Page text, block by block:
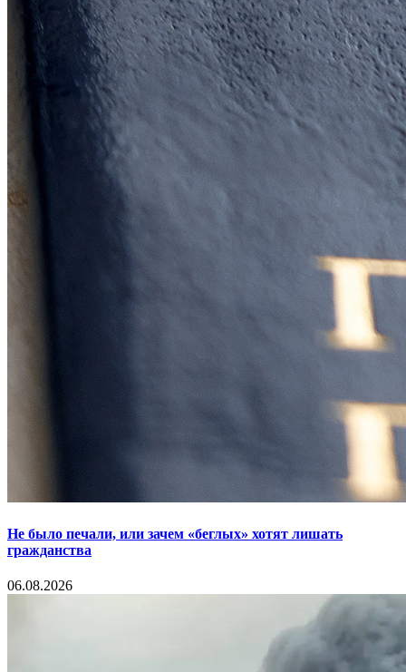
Не было печали, или зачем «беглых» хотят лишать
гражданства
06.08.2026